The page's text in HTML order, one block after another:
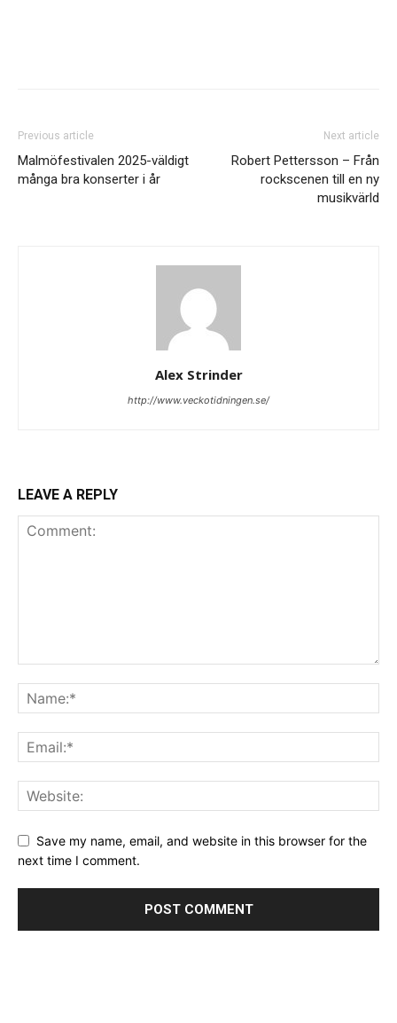
Previous article
Malmöfestivalen 2025-väldigt
många bra konserter i år
Next article
Robert Pettersson – Från
rockscenen till en ny
musikvärld
Alex Strinder
http://www.veckotidningen.se/
LEAVE A REPLY
Save my name, email, and website in this browser for the
next time I comment.